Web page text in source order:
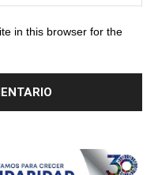
in this browser for the